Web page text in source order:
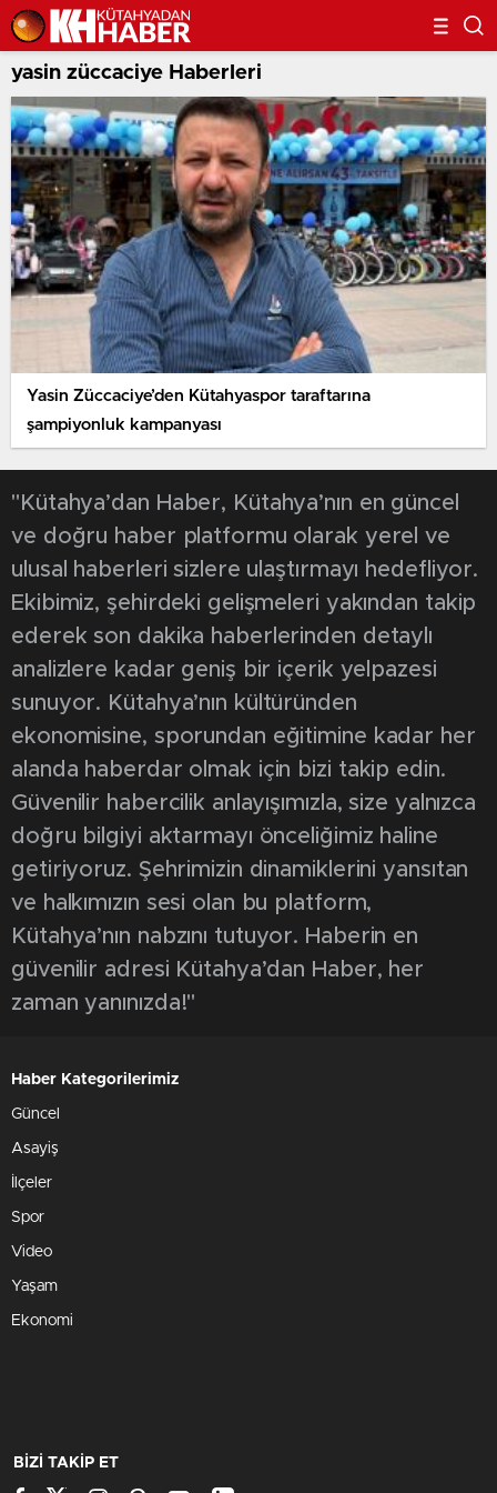
yasin züccaciye Haberleri
Yasin Züccaciye’den Kütahyaspor taraftarına
şampiyonluk kampanyası
"Kütahya’dan Haber, Kütahya’nın en güncel
ve doğru haber platformu olarak yerel ve
ulusal haberleri sizlere ulaştırmayı hedefliyor.
Ekibimiz, şehirdeki gelişmeleri yakından takip
ederek son dakika haberlerinden detaylı
analizlere kadar geniş bir içerik yelpazesi
sunuyor. Kütahya’nın kültüründen
ekonomisine, sporundan eğitimine kadar her
alanda haberdar olmak için bizi takip edin.
Güvenilir habercilik anlayışımızla, size yalnızca
doğru bilgiyi aktarmayı önceliğimiz haline
getiriyoruz. Şehrimizin dinamiklerini yansıtan
ve halkımızın sesi olan bu platform,
Kütahya’nın nabzını tutuyor. Haberin en
güvenilir adresi Kütahya’dan Haber, her
zaman yanınızda!"
Haber Kategorilerimiz
Güncel
Asayiş
İlçeler
Spor
Video
Yaşam
Ekonomi
BİZİ TAKİP ET